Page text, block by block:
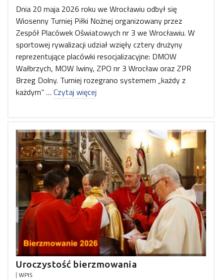
Dnia 20 maja 2026 roku we Wrocławiu odbył się
Wiosenny Turniej Piłki Nożnej organizowany przez
Zespół Placówek Oświatowych nr 3 we Wrocławiu. W
sportowej rywalizacji udział wzięły cztery drużyny
reprezentujące placówki resocjalizacyjne: DMOW
Wałbrzych, MOW Iwiny, ZPO nr 3 Wrocław oraz ZPR
Brzeg Dolny. Turniej rozegrano systemem „każdy z
każdym” … Czytaj więcej
Uroczystość bierzmowania
WPIS